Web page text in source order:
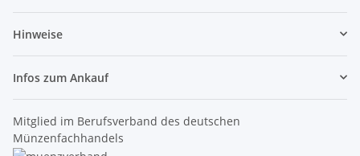
Hinweise
Infos zum Ankauf
Mitglied im Berufsverband des deutschen
Münzenfachhandels